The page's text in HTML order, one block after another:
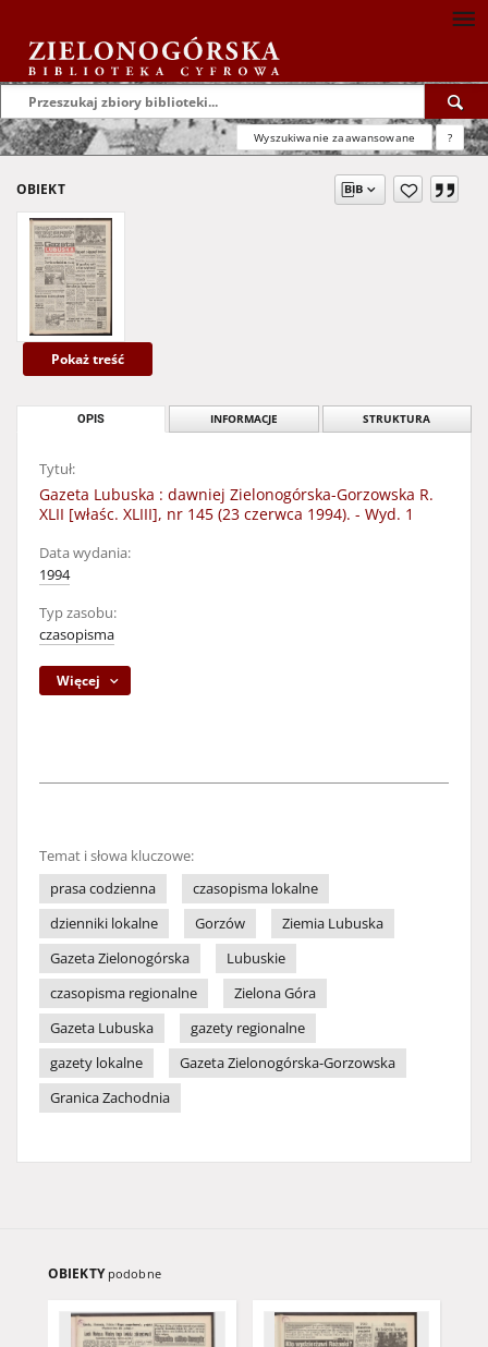
Wyszukiwanie zaawansowane ?
OBIEKT
Pokaż treść
OPIS INFORMACJE STRUKTURA
Tytuł:
Gazeta Lubuska : dawniej Zielonogórska-Gorzowska R.
XLII [właśc. XLIII], nr 145 (23 czerwca 1994). - Wyd. 1
Data wydania:
1994
Typ zasobu:
czasopisma
Więcej
Temat i słowa kluczowe:
prasa codzienna
czasopisma lokalne
dzienniki lokalne
Gorzów
Ziemia Lubuska
Gazeta Zielonogórska
Lubuskie
czasopisma regionalne
Zielona Góra
Gazeta Lubuska
gazety regionalne
gazety lokalne
Gazeta Zielonogórska-Gorzowska
Granica Zachodnia
OBIEKTY podobne